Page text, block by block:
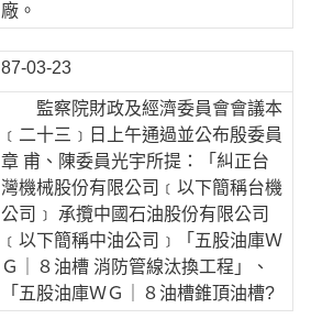
廠。
87-03-23
監察院財政及經濟委員會會議本
﹝二十三﹞日上午通過並公布殷委員
章 甫、陳委員光宇所提：「糾正台
灣機械股份有限公司﹝以下簡稱台機
公司﹞ 承攬中國石油股份有限公司
﹝以下簡稱中油公司﹞「五股油庫Ｗ
Ｇ｜８油槽 消防管線汰換工程」、
「五股油庫ＷＧ｜８油槽錐頂油槽?